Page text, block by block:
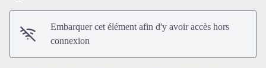
Embarquer cet élément afin d'y avoir accès hors
connexion